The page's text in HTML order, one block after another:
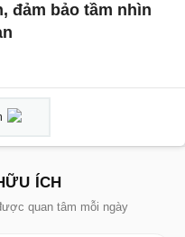
đảm bảo tầm nhìn
ÍCH
quan tâm mỗi ngày